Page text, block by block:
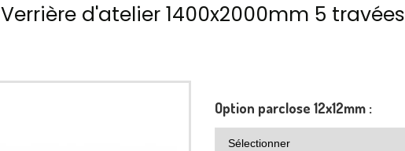
Verrière d'atelier 1400x2000mm 5 travées
Option parclose 12x12mm :